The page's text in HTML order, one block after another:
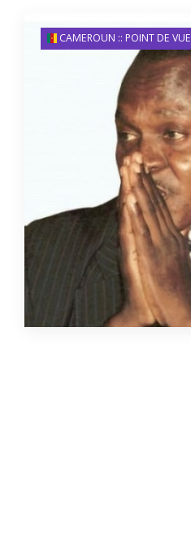
CAMEROUN :: POINT DE VUE